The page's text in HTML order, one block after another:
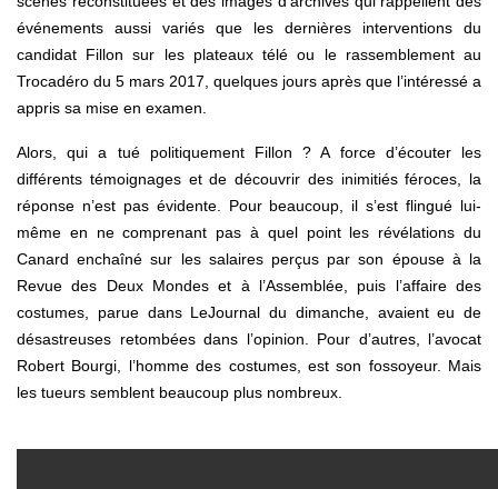
événements aussi variés que les dernières interventions du
candidat Fillon sur les plateaux télé ou le rassemblement au
Trocadéro du 5 mars 2017, quelques jours après que l’intéressé a
appris sa mise en examen.
Alors, qui a tué politiquement Fillon ? A force d’écouter les
différents témoignages et de découvrir des inimitiés féroces, la
réponse n’est pas évidente. Pour beaucoup, il s’est flingué lui-
même en ne comprenant pas à quel point les révélations du
Canard enchaîné sur les salaires perçus par son épouse à la
Revue des Deux Mondes et à l’Assemblée, puis l’affaire des
costumes, parue dans Le­Journal du dimanche, avaient eu de
désastreuses retombées dans l’opinion. Pour d’autres, l’avocat
Robert Bourgi, l’homme des costumes, est son fossoyeur. Mais
les tueurs semblent beaucoup plus nombreux.